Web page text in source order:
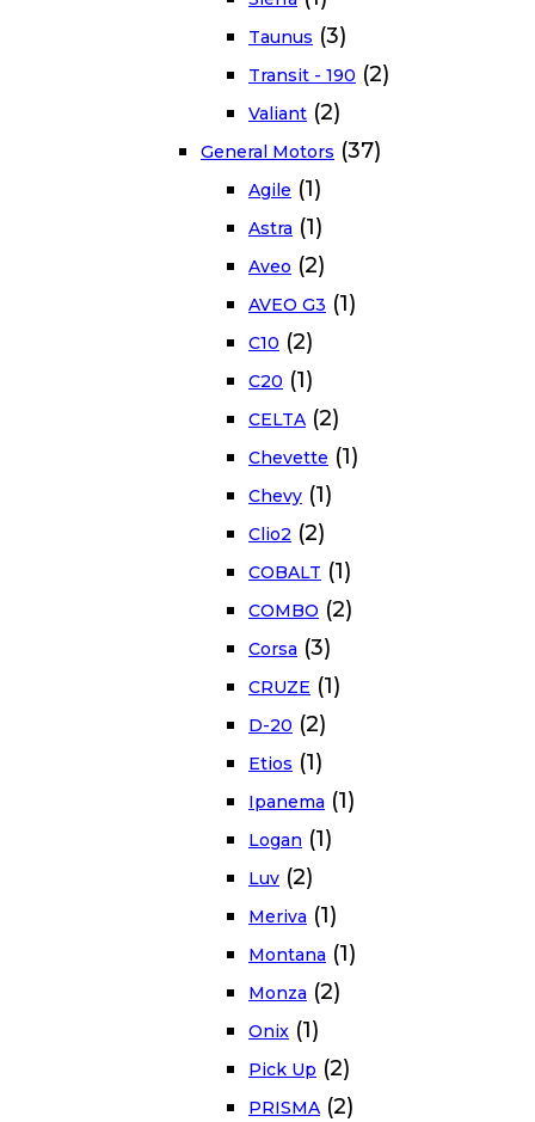
Taunus (3)
Transit - 190 (2)
Valiant (2)
General Motors (37)
Agile (1)
Astra (1)
Aveo (2)
AVEO G3 (1)
C10 (2)
C20 (1)
CELTA (2)
Chevette (1)
Chevy (1)
Clio2 (2)
COBALT (1)
COMBO (2)
Corsa (3)
CRUZE (1)
D-20 (2)
Etios (1)
Ipanema (1)
Logan (1)
Luv (2)
Meriva (1)
Montana (1)
Monza (2)
Onix (1)
Pick Up (2)
PRISMA (2)